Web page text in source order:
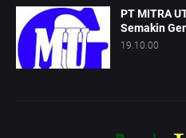
PT MITRA
Semakin
19.10.00